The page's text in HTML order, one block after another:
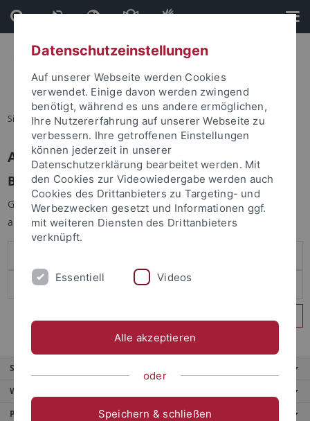
Direkt
zum
Inhalt
Direkt
zur
Fußleiste
Sie sind hier: Startseite
Anmelden
Benutzeranmeldung
Geben Sie Ihren Benutzernamen und Ihr Passwort an um sich
anzumelden:
Service
Weitere Angebote
Portale
Datenschutzeinstellungen
Auf unserer Webseite werden Cookies
verwendet. Einige davon werden zwingend
benötigt, während es uns andere ermöglichen,
Ihre Nutzererfahrung auf unserer Webseite zu
verbessern. Ihre getroffenen Einstellungen
können jederzeit in unserer
Datenschutzerklärung bearbeitet werden. Mit
den Cookies zur Videowiedergabe werden auch
Cookies des Drittanbieters zu Targeting- und
Werbezwecken gesetzt und Informationen ggf.
mit weiteren Diensten des Drittanbieters
verknüpft.
Essentiell Videos
Alle akzeptieren
oder
Speichern & schließen